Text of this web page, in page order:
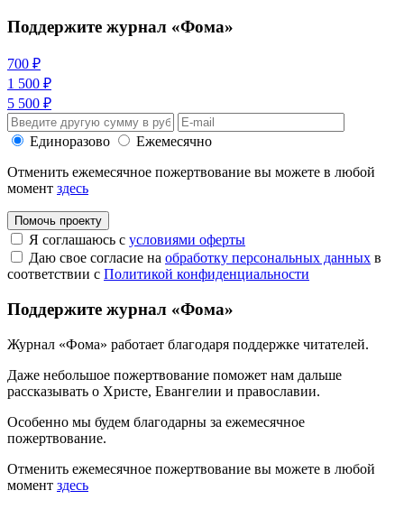
Поддержите журнал «Фома»
700 ₽
1 500 ₽
5 500 ₽
Единоразово
Ежемесячно
Отменить ежемесячное пожертвование вы можете в любой
момент здесь
Помочь проекту
Я соглашаюсь с условиями оферты
Даю свое согласие на обработку персональных данных в
соответствии с Политикой конфиденциальности
Поддержите журнал «Фома»
Журнал «Фома» работает благодаря поддержке читателей.
Даже небольшое пожертвование поможет нам дальше
рассказывать о Христе, Евангелии и православии.
Особенно мы будем благодарны за ежемесячное
пожертвование.
Отменить ежемесячное пожертвование вы можете в любой
момент здесь